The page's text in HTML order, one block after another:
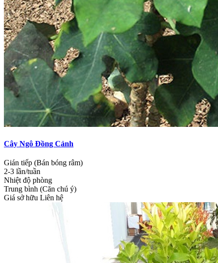
Cây Ngô Đồng Cảnh
Gián tiếp (Bán bóng râm)
2-3 lần/tuần
Nhiệt độ phòng
Trung bình (Căn chú ý)
Giá sở hữu Liên hệ